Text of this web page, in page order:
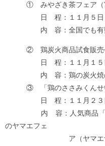
① みやざき茶フェア（宮
日 程：１１月５日（土
内 容：全国でも有数の
② 鶏炭火商品試食販売会
日 程：１１月１５日（
内 容：鶏の炭火焼の
③ 「鶏のささみくんせい
日 程：１１月２３日
内 容：人気商品「鶏の
のヤマエフェ
ア（ヤマエ食